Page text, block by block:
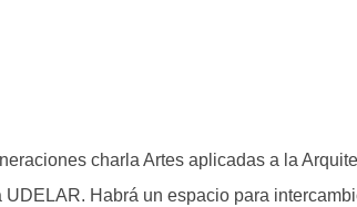
charla Artes aplicadas a la
Habrá un espacio para